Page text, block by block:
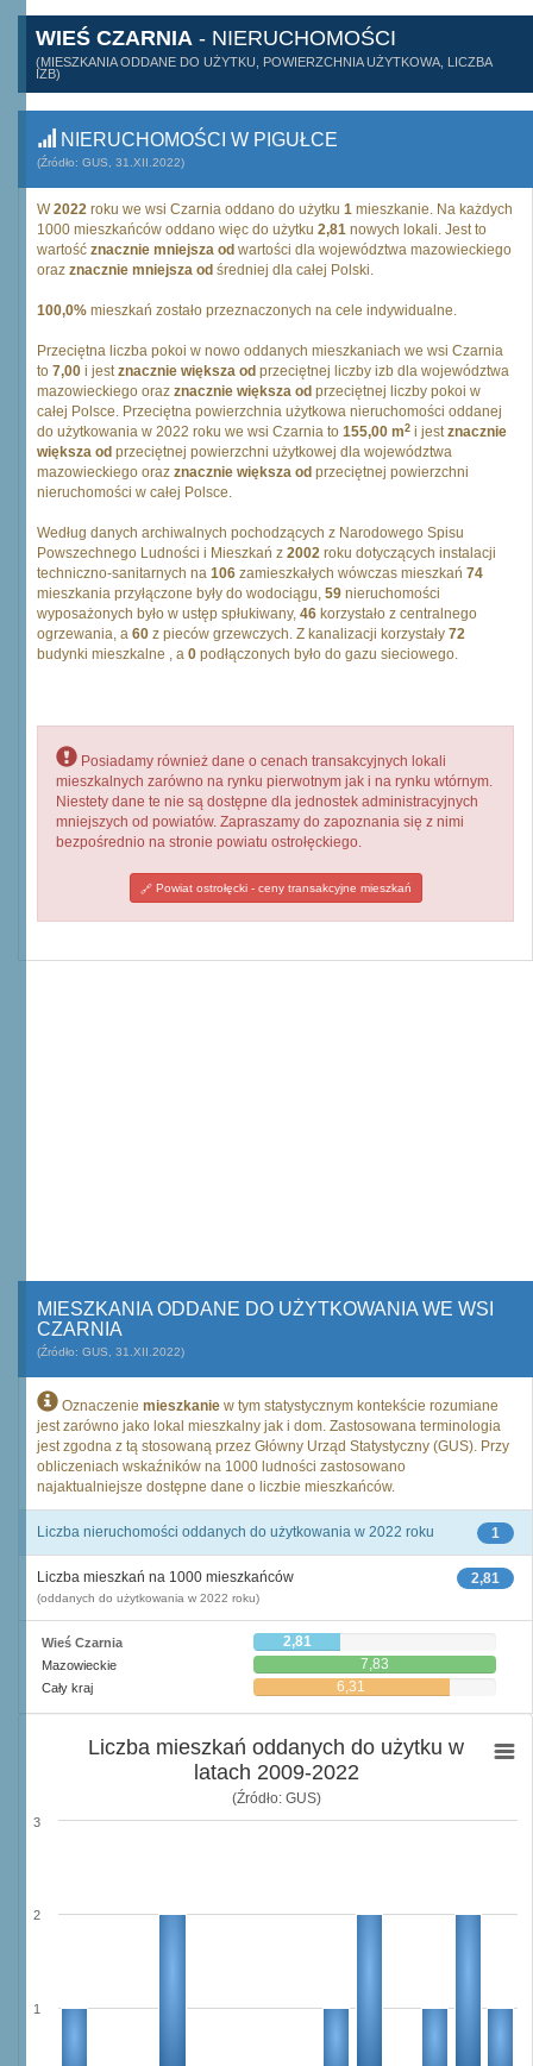
WIEŚ CZARNIA - NIERUCHOMOŚCI
(MIESZKANIA ODDANE DO UŻYTKU, POWIERZCHNIA UŻYTKOWA, LICZBA
IZB)
NIERUCHOMOŚCI W PIGUŁCE
(Źródło: GUS, 31.XII.2022)
W2022 roku we wsi Czarnia oddano do użytku 1 mieszkanie. Na każdych
1000 mieszkańców oddano więc do użytku 2,81 nowych lokali. Jest to
wartość znacznie mniejsza od wartości dla województwa mazowieckiego
oraz znacznie mniejsza od średniej dla całej Polski.
100,0% mieszkań zostało przeznaczonych na cele indywidualne.
Przeciętna liczba pokoi w nowo oddanych mieszkaniach we wsi Czarnia
to 7,00 i jestznacznie większa od przeciętnej liczby izb dla województwa
mazowieckiego oraz znacznie większa od przeciętnej liczby pokoi w
całej Polsce. Przeciętna powierzchnia użytkowa nieruchomości oddanej
do użytkowania w 2022 roku we wsi Czarnia to 155,00 m2 i jestznacznie
większa od przeciętnej powierzchni użytkowej dla województwa
mazowieckiego oraz znacznie większa od przeciętnej powierzchni
nieruchomości w całej Polsce.
Według danych archiwalnych pochodzących z Narodowego Spisu
Powszechnego Ludności i Mieszkań z 2002 roku dotyczących instalacji
techniczno-sanitarnych na 106 zamieszkałych wówczas mieszkań 74
mieszkania przyłączone były do wodociągu, 59 nieruchomości
wyposażonych było w ustęp spłukiwany, 46 korzystało z centralnego
ogrzewania, a 60 z pieców grzewczych. Z kanalizacji korzystały 72
budynki mieszkalne , a 0 podłączonych było do gazu sieciowego.
Posiadamy również dane o cenach transakcyjnych lokali
mieszkalnych zarówno na rynku pierwotnym jak i na rynku wtórnym.
Niestety dane te nie są dostępne dla jednostek administracyjnych
mniejszych od powiatów. Zapraszamy do zapoznania się z nimi
bezpośrednio na stronie powiatu ostrołęckiego.
Powiat ostrołęcki - ceny transakcyjne mieszkań
MIESZKANIA ODDANE DO UŻYTKOWANIA WE WSI
CZARNIA
(Źródło: GUS, 31.XII.2022)
Oznaczenie mieszkanie w tym statystycznym kontekście rozumiane
jest zarówno jako lokal mieszkalny jak i dom. Zastosowana terminologia
jest zgodna z tą stosowaną przez Główny Urząd Statystyczny (GUS). Przy
obliczeniach wskaźników na 1000 ludności zastosowano
najaktualniejsze dostępne dane o liczbie mieszkańców.
1
Liczba nieruchomości oddanych do użytkowania w 2022 roku
2,81
Liczba mieszkań na 1000 mieszkańców
(oddanych do użytkowania w 2022 roku)
Wieś Czarnia 2,81
Mazowieckie 7,83
Cały kraj 6,31
Liczba mieszkań oddanych do użytku w
latach 2009-2022
(Źródło: GUS)
1
2
3